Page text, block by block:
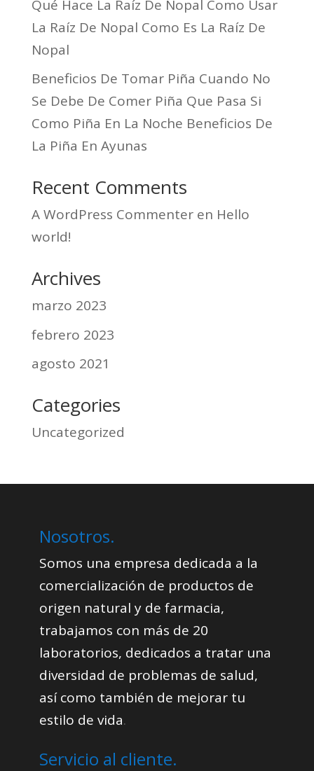
Qué Hace La Raíz De Nopal Como Usar
La Raíz De Nopal Como Es La Raíz De
Nopal
Beneficios De Tomar Piña Cuando No
Se Debe De Comer Piña Que Pasa Si
Como Piña En La Noche Beneficios De
La Piña En Ayunas
Recent Comments
A WordPress Commenteren Hello
world!
Archives
marzo 2023
febrero 2023
agosto 2021
Categories
Uncategorized
Nosotros.
Somos una empresa dedicada a la
comercialización de productos de
origen natural y de farmacia,
trabajamos con más de 20
laboratorios, dedicados a tratar una
diversidad de problemas de salud,
así como también de mejorar tu
estilo de vida.
Servicio al cliente.